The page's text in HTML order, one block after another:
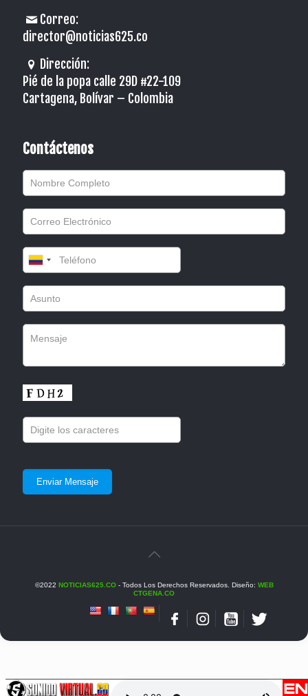
Correo:
director@noticias625.co
Dirección:
Pié de la popa calle 29D #22-109
Cartagena, Bolívar – Colombia
Contáctenos
©2022 NOTICIAS625.CO- Todos Los Derechos Reservados. Diseño: WEB
CTGENA.CO